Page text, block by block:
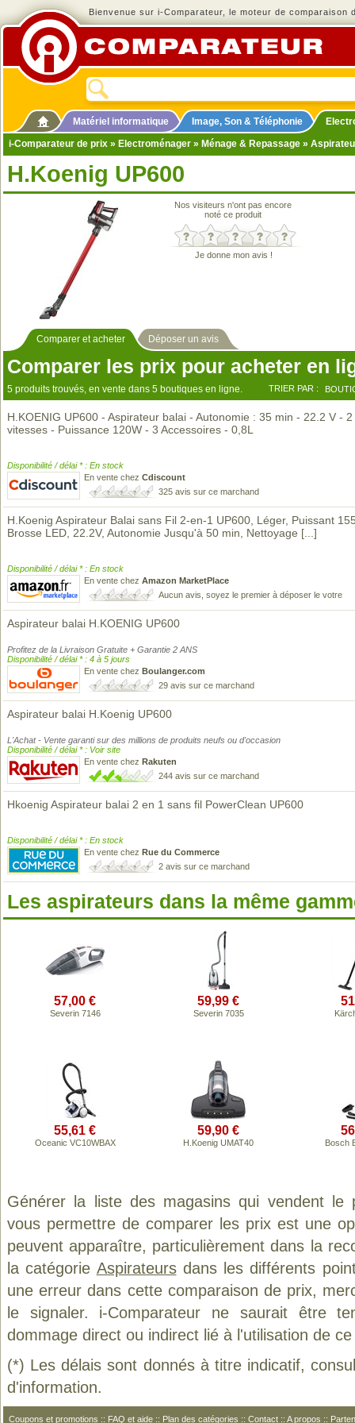
Bienvenue sur i-Comparateur, le moteur de comparaison
Matériel informatique Image, Son & Téléphonie
i-Comparateur de prix » Electroménager » Ménage & Repassage »
H.Koenig UP600
Nos visiteurs n'ont pas encore
noté ce produit
Je donne mon avis !
Comparer et acheter Déposer un avis
Comparer les prix pour acheter en
5 produits trouvés, en vente dans 5 boutiques en ligne. TRIER PAR :
H.KOENIG UP600 - Aspirateur balai - Autonomie : 35 min - 22.2 V - 2
vitesses - Puissance 120W - 3 Accessoires - 0,8L
Disponibilité / délai * : En stock
En vente chez Cdiscount
325 avis sur ce marchand
H.Koenig Aspirateur Balai sans Fil 2-en-1 UP600, Léger, Puissant
Brosse LED, 22.2V, Autonomie Jusqu'à 50 min, Nettoyage [...]
Disponibilité / délai * : En stock
En vente chez Amazon MarketPlace
Aucun avis, soyez le premier à déposer le votre
Aspirateur balai H.KOENIG UP600
Profitez de la Livraison Gratuite + Garantie 2 ANS
Disponibilité / délai * : 4 à 5 jours
En vente chez Boulanger.com
29 avis sur ce marchand
Aspirateur balai H.Koenig UP600
L'Achat - Vente garanti sur des millions de produits neufs ou d'occasion
Disponibilité / délai * : Voir site
En vente chez Rakuten
244 avis sur ce marchand
Hkoenig Aspirateur balai 2 en 1 sans fil PowerClean UP600
Disponibilité / délai * : En stock
En vente chez Rue du Commerce
2 avis sur ce marchand
Les aspirateurs dans la même
57,00 €
Severin 7146
59,99 €
Severin 7035
55,61 €
Oceanic VC10WBAX
59,90 €
H.Koenig UMAT40 Bosch
Générer la liste des magasins qui vendent le
vous permettre de comparer les prix est une
peuvent apparaître, particulièrement dans la
la catégorie Aspirateursdans les différents
une erreur dans cette comparaison de prix,
le signaler. i-Comparateur ne saurait être
dommage direct ou indirect lié à l'utilisation de
(*) Les délais sont donnés à titre indicatif,
d'information.
Coupons et promotions :: FAQ et aide :: Plan des catégories :: Contact :: A propos ::